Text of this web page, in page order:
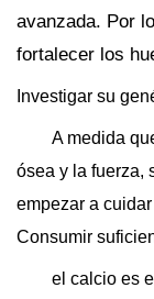
avanzada. Por
fortalecer los
Investigar su
A medida
ósea y la fuerza,
empezar a
Consumir
el calcio es